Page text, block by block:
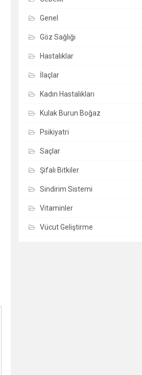
Genel
Göz Sağlığı
Hastalıklar
İlaçlar
Kadın Hastalıkları
Kulak Burun Boğaz
Psikiyatri
Saçlar
Şifalı Bitkiler
Sindirim Sistemi
Vitaminler
Vücut Geliştirme